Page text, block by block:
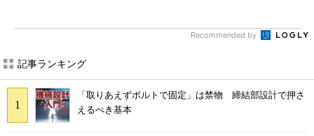
Recommended by
記事ランキング
「取りあえずボルトで固定」は禁物 締結部設計で押さ
えるべき基本